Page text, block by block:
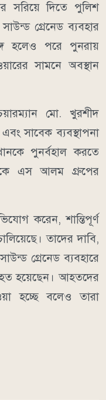
সরিয়ে দিতে পুলিশ
গ্রেনেড ব্যবহার
হলেও পরে পুনরায়
সামনে অবস্থান
মো. খুরশীদ
সাবেক ব্যবস্থাপনা
পুনর্বহাল করতে
এস আলম গ্রুপের
করেন, শান্তিপূর্ণ
তাদের দাবি,
গ্রেনেড ব্যবহারে
হয়েছেন। আহতদের
হচ্ছে বলেও তারা